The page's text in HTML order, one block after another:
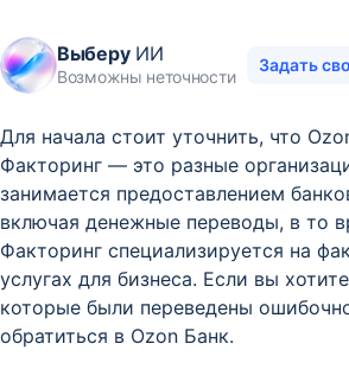
ВыберуИИ
Возможны неточности
Задать
Для начала стоит уточнить, что
Факторинг — это разные
занимается предоставлением
включая денежные переводы, в то
Факторинг специализируется на
услугах для бизнеса. Если вы
которые были переведены
обратиться в Ozon Банк.